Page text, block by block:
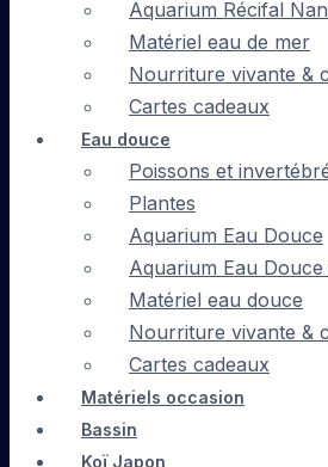
Aquarium Récifal
Matériel eau de mer
Nourriture vivante &
Cartes cadeaux
Eau douce
Poissons et
Plantes
Aquarium Eau Douce
Aquarium Eau
Matériel eau douce
Nourriture vivante &
Cartes cadeaux
Matériels occasion
Bassin
Koï Japon